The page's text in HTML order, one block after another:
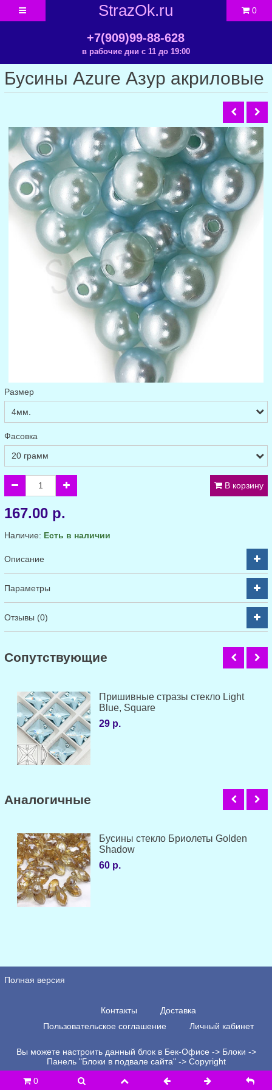
StrazOk.ru
+7(909)99-88-628
в рабочие дни с 11 до 19:00
0
Бусины Azure Азур акриловые
Размер
Фасовка
В корзину
167.00 р.
Наличие: Есть в наличии
Описание
Параметры
Отзывы (0)
Cопутствующие
Пришивные стразы стекло Light
Blue, Square
29 р.
Аналогичные
Бусины стекло Бриолеты Golden
Shadow
60 р.
Полная версия
Контакты
Доставка
Пользовательское соглашение
Личный кабинет
Вы можете настроить данный блок в Бек-Офисе -> Блоки ->
Панель "Блоки в подвале сайта" -> Copyright
0